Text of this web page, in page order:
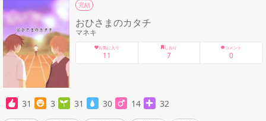
完結
おひさまのカタチ
マネキ
お気に入り
11
しおり
7
コメント
0
31 3 31 30 14 32